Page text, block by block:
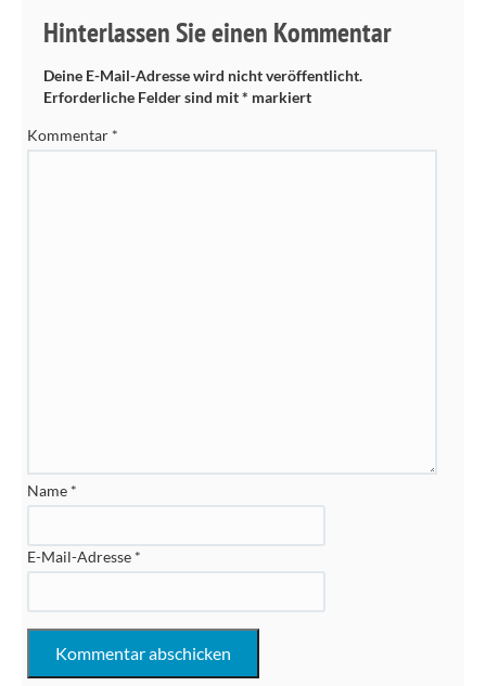
Hinterlassen Sie einen Kommentar
Deine E-Mail-Adresse wird nicht veröffentlicht.
Erforderliche Felder sind mit* markiert
Kommentar *
Name *
E-Mail-Adresse *